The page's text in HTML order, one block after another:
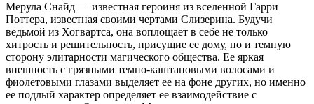
Мерула Снайд — известная героиня из вселенной Гарри
Поттера, известная своими чертами Слизерина. Будучи
ведьмой из Хогвартса, она воплощает в себе не только
хитрость и решительность, присущие ее дому, но и темную
сторону элитарности магического общества. Ее яркая
внешность с грязными темно-каштановыми волосами и
фиолетовыми глазами выделяет ее на фоне других, но именно
ее подлый характер определяет ее взаимодействие с